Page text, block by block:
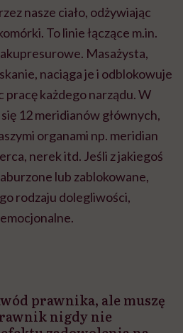
nasze ciało, odżywiając
To linie łączące m.in.
Masażysta,
naciąga je i odblokowuje
pracę każdego narządu. W
12 meridianów głównych,
organami np. meridian
nerek itd. Jeśli z jakiegoś
lub zablokowane,
rodzaju dolegliwości,
prawnika, ale muszę
nigdy nie